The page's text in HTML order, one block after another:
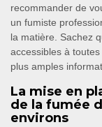
recommander de
un fumiste
la matière. Sachez
accessibles à
plus amples
La mise en
de la fumée
environs